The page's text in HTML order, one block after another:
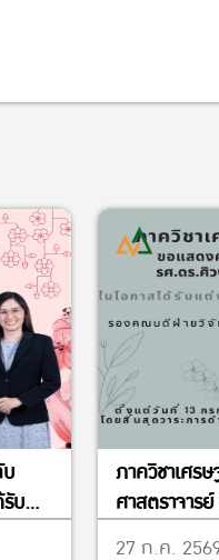
บ
ภาควิชาเศร
ศาสตราจาร
รับแต่งตั้งให้
27 ก.ค.